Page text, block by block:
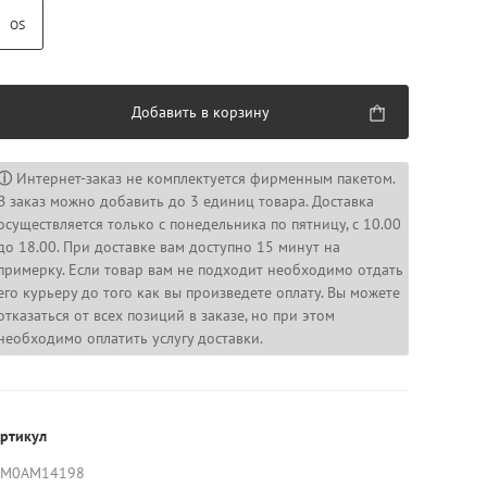
OS
Добавить в корзину
Интернет-заказ не комплектуется фирменным пакетом.
заказ можно добавить до 3 единиц товара. Доставка
только с понедельника по пятницу, с 10.00
18.00. При доставке вам доступно 15 минут на
Если товар вам не подходит необходимо отдать
курьеру до того как вы произведете оплату. Вы можете
от всех позиций в заказе, но при этом
оплатить услугу доставки.